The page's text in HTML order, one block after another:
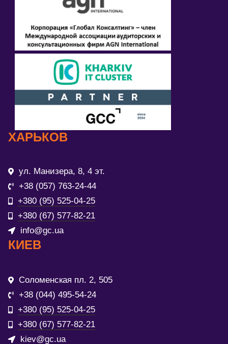
ХАРЬКОВ
ул. Манизера, 8, 4 эт.
+38 (057) 763-24-44
+380 (95) 525-04-25
+380 (67) 577-82-21
info@gc.ua
КИЕВ
Соломенская пл. 2, 505
+38 (044) 495-54-24
+380 (95) 525-04-25
+380 (67) 577-82-21
kiev@gc.ua